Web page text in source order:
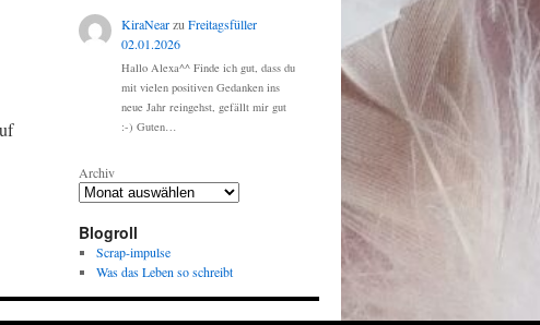
KiraNearzu Freitagsfüller
02.01.2026
Hallo Alexa^^ Finde ich gut, dass du
mit vielen positiven Gedanken ins
neue Jahr reingehst, gefällt mir gut
:-) Guten…
Archiv
Blogroll
Scrap-impulse
Was das Leben so schreibt